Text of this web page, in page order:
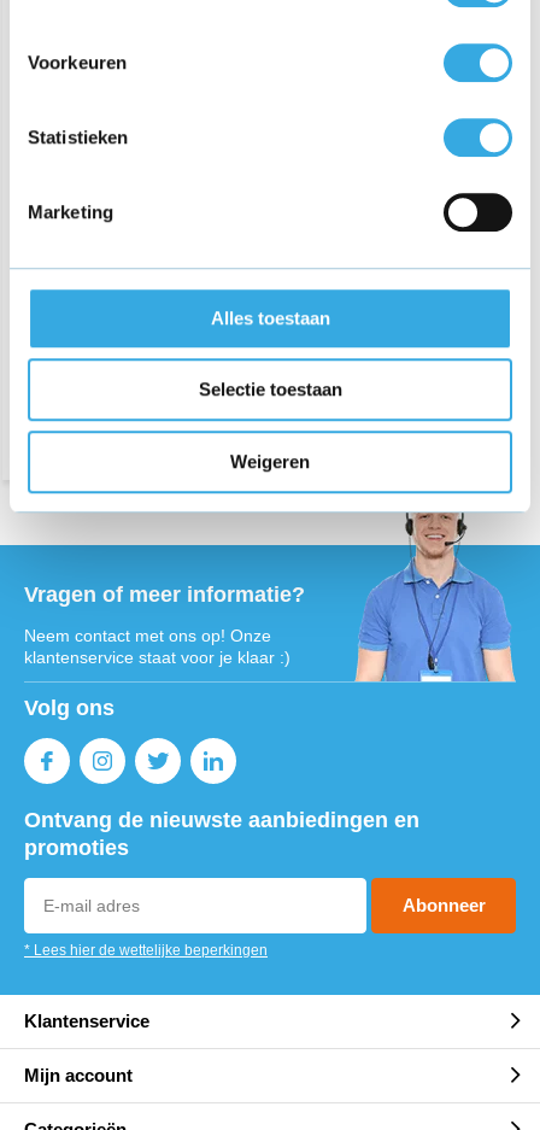
Voorkeuren
Statistieken
Marketing
Alles toestaan
Selectie toestaan
Weigeren
Vragen of meer informatie?
Neem contact met ons op! Onze
klantenservice staat voor je klaar :)
Volg ons
Ontvang de nieuwste aanbiedingen en
promoties
Abonneer
* Lees hier de wettelijke beperkingen
Klantenservice
Mijn account